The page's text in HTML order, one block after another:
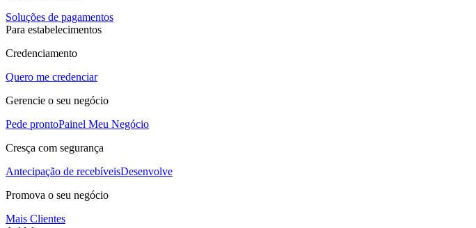
Soluções de pagamentos
Para estabelecimentos
Credenciamento
Quero me credenciar
Gerencie o seu negócio
Pede prontoPainel Meu Negócio
Cresça com segurança
Antecipação de recebíveisDesenvolve
Promova o seu negócio
Mais Clientes